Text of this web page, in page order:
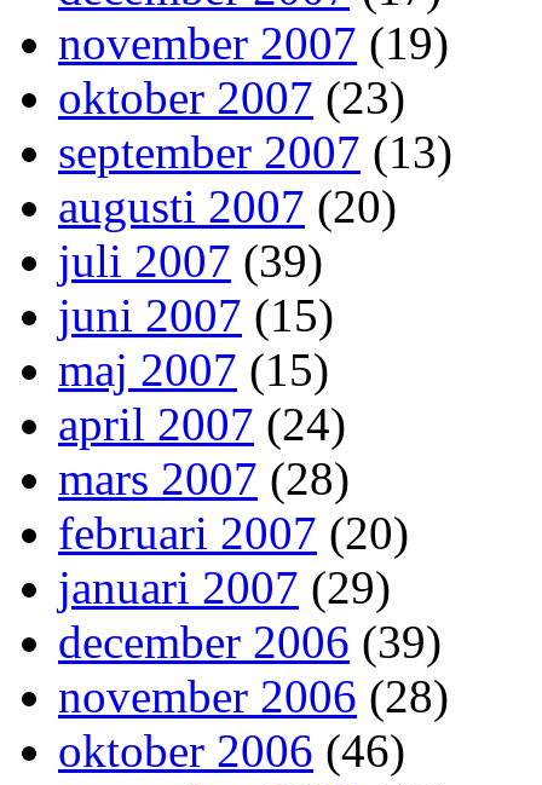
november 2007 (19)
oktober 2007 (23)
september 2007 (13)
augusti 2007 (20)
juli 2007 (39)
juni 2007 (15)
maj 2007 (15)
april 2007 (24)
mars 2007 (28)
februari 2007 (20)
januari 2007 (29)
december 2006 (39)
november 2006 (28)
oktober 2006 (46)